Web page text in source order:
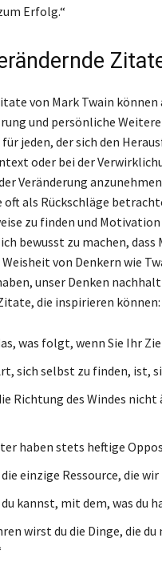
Erfolg.“
von Mark Twain
und persönliche
jeden, der sich den
oder bei der
Veränderung
oft als Rückschläge
zu finden und
bewusst zu machen,
von Denkern wie
unser Denken
die inspirieren können:
was folgt, wenn Sie Ihr
sich selbst zu finden, ist,
Richtung des Windes
haben stets heftige
die einzige Ressource, die
du kannst, mit dem, was du
wirst du die Dinge, die